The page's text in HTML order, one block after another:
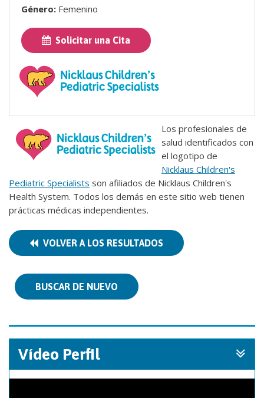
Género: Femenino
Solicitar una Cita
Los profesionales de
salud identificados con
el logotipo de
Nicklaus Children's
Pediatric Specialists son afiliados de Nicklaus Children's
Health System. Todos los demás en este sitio web tienen
prácticas médicas independientes.
VOLVER A LOS RESULTADOS
BUSCAR DE NUEVO
Vídeo Perfil